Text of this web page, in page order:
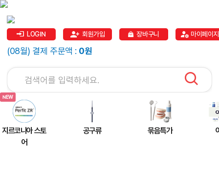
LOGIN 회원가입 장바구니 마이페이지
(08월) 결제 주문액 : 0원
지르코니아 스토
어
공구류 묶음특가